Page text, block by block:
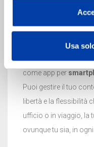
Usa
Gestisci il tuo conto:
Con l'apertura del
come app per
Puoi gestire il tuo
libertà e la flessibilità
ufficio o in viaggio, la
ovunque tu sia, in